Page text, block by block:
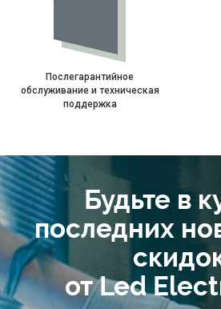
Послегарантийное
обслуживание и техническая
поддержка
Будьте в
последних
от Led